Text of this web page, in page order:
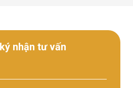
nhận tư vấn